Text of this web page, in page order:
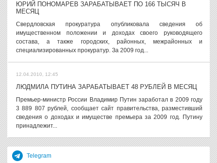
ЮРИЙ ПОНОМАРЕВ ЗАРАБАТЫВАЕТ ПО 166 ТЫСЯЧ В
МЕСЯЦ
Свердловская прокуратура опубликовала сведения об
имущественном положении и доходах своего руководящего
состава, а также городских, районных, межрайонных и
специализированных прокуратур. За 2009 год...
12.04.2010, 12:45
ЛЮДМИЛА ПУТИНА ЗАРАБАТЫВАЕТ 48 РУБЛЕЙ В МЕСЯЦ
Премьер-министр России Владимир Путин заработал в 2009 году
3 889 807 рублей, сообщает сайт правительства, разместивший
сведения о доходах и имуществе премьера за 2009 год. Путину
принадлежит...
Telegram